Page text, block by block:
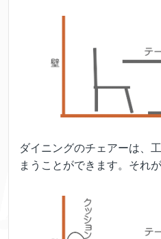
ダイニングのチェアーは、
まうことができます。それ